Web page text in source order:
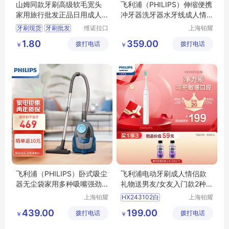
山姆同款牙刷高级软毛宽头
家用旅行批发正品日用成人
儿童厂家批发
牙刷现货 牙刷批发
牙刷oem
维诺拉口
(广州)有
￥ 1.80 拨打电话
飞利浦（PHILIPS）伸缩便携
冲牙器洗牙器水牙线成人情
侣款礼物3种模式含3款专业
上海铂耀
有限公司
￥ 359.00 拨打电话
飞利浦（PHILIPS）卧式吸尘
器无尘袋家用多种吸嘴强劲
吸力大功率99.9%除尘XB20
上海铂耀
有限公司
￥ 439.00 拨打电话
飞利浦电动牙刷成人情侣款
礼物送男友/女友入门款2种模
式洁齿护龈净力刷白色HX24
31/02
HX243102白
上海铂耀
有限公司
￥ 199.00 拨打电话